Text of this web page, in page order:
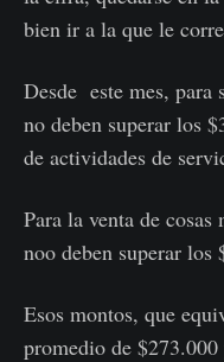
bien ir a la que le
Desde este mes,
no deben superar los
de actividades de
Para la venta de
noo deben superar los
Esos montos, que
promedio de